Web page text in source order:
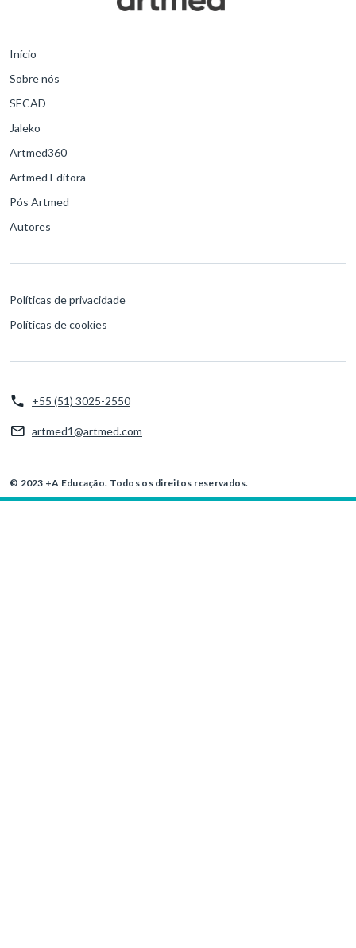
Início
Sobre nós
SECAD
Jaleko
Artmed360
Artmed Editora
Pós Artmed
Autores
Políticas de privacidade
Políticas de cookies
+55 (51) 3025-2550
artmed1@artmed.com
© 2023 +A Educação. Todos os direitos reservados.